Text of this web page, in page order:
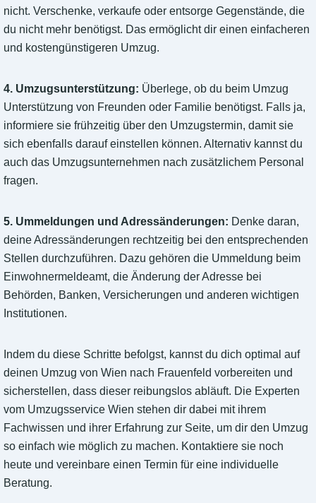
nicht. Verschenke, verkaufe oder entsorge Gegenstände, die
du nicht mehr benötigst. Das ermöglicht dir einen einfacheren
und kostengünstigeren Umzug.
4. Umzugsunterstützung: Überlege, ob du beim Umzug
Unterstützung von Freunden oder Familie benötigst. Falls ja,
informiere sie frühzeitig über den Umzugstermin, damit sie
sich ebenfalls darauf einstellen können. Alternativ kannst du
auch das Umzugsunternehmen nach zusätzlichem Personal
fragen.
5. Ummeldungen und Adressänderungen: Denke daran,
deine Adressänderungen rechtzeitig bei den entsprechenden
Stellen durchzuführen. Dazu gehören die Ummeldung beim
Einwohnermeldeamt, die Änderung der Adresse bei
Behörden, Banken, Versicherungen und anderen wichtigen
Institutionen.
Indem du diese Schritte befolgst, kannst du dich optimal auf
deinen Umzug von Wien nach Frauenfeld vorbereiten und
sicherstellen, dass dieser reibungslos abläuft. Die Experten
vom Umzugsservice Wien stehen dir dabei mit ihrem
Fachwissen und ihrer Erfahrung zur Seite, um dir den Umzug
so einfach wie möglich zu machen. Kontaktiere sie noch
heute und vereinbare einen Termin für eine individuelle
Beratung.